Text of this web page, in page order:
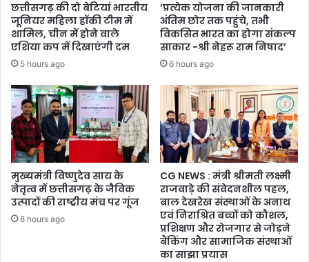
छत्तीसगढ़ की दो बेटियां भारतीय
जूनियर महिला हॉकी टीम में
शामिल, चीन में होने वाले
एशिया कप में दिखाएंगी दम
5 hours ago
’प्रत्येक योजना की जानकारी
अंतिम छोर तक पहुंचे, तभी
विकसित भारत का होगा संकल्प
साकार -श्री नेहरू राम निषाद’
6 hours ago
मुख्यमंत्री विष्णुदेव साय के
नेतृत्व में छत्तीसगढ़ के जैविक
उत्पादों की राष्ट्रीय मंच पर गूंज
8 hours ago
CG NEWS : मंत्री श्रीमती लक्ष्मी
राजवाड़े की संवेदनशील पहल,
बाल देखरेख संस्थाओं के अनाथ
एवं निराश्रित बच्चों को कौशल,
प्रशिक्षण और रोजगार से जोड़ने
बैंकिंग और सामाजिक संस्थाओं
का साझा प्रयास